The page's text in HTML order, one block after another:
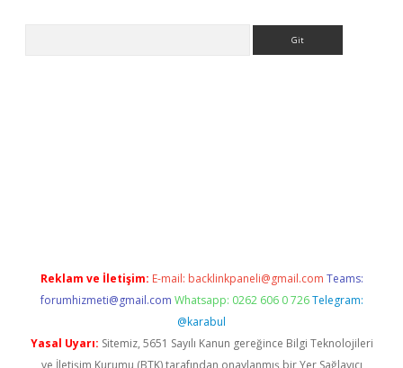
Reklam ve İletişim: E-mail: backlinkpaneli@gmail.com Teams:
forumhizmeti@gmail.com Whatsapp: 0262 606 0 726 Telegram:
@karabul
Yasal Uyarı: Sitemiz, 5651 Sayılı Kanun gereğince Bilgi Teknolojileri
ve İletişim Kurumu (BTK) tarafından onaylanmış bir Yer Sağlayıcı